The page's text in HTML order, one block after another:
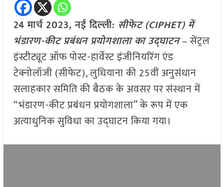
24 मार्च 2023, नई दिल्ली: सीफेट (CIPHET) में
भंडारण-कीट प्रबंधन प्रयोगशाला का उद्घाटन– सेंट्रल
इंस्टीट्यूट ऑफ पोस्ट-हार्वेस्ट इंजीनियरिंग एंड
टेक्नोलॉजी (सीफेट), लुधियाना की 25वीं अनुसंधान
सलाहकार समिति की बैठक के अवसर पर संस्थान में
“भंडारण-कीट प्रबंधन प्रयोगशाला” के रूप में एक
अत्याधुनिक सुविधा का उद्घाटन किया गया।